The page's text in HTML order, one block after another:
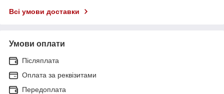
Всі умови доставки
Умови оплати
Післяплата
Оплата за реквізитами
Передоплата